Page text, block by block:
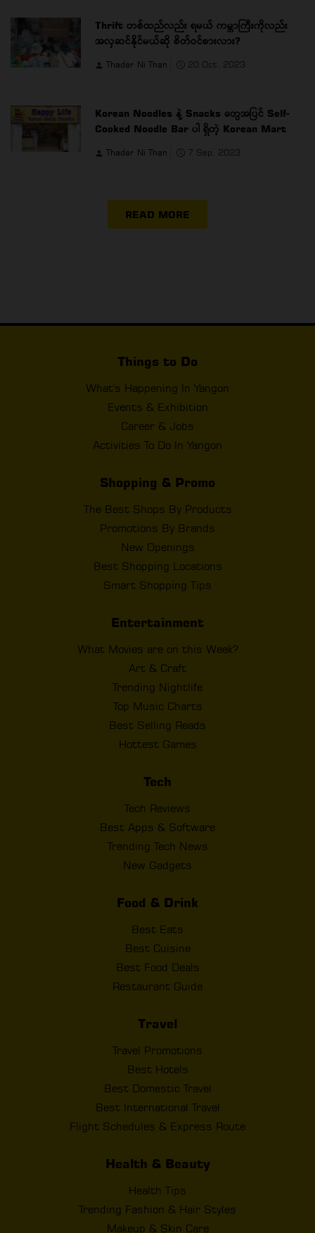
Thrift တစ်ထည်လည်း ရမယ် ကမ္ဘာကြီးကိုလည်း
အလှဆင်နိုင်မယ်ဆို စိတ်ဝင်စားလား?
Thadar Ni Than 20 Oct, 2023
Korean Noodles နဲ့ Snacks တွေအပြင် Self-
Cooked Noodle Bar ပါ ရှိတဲ့ Korean Mart
Thadar Ni Than 7 Sep, 2023
READ MORE
Things to Do
What's Happening In Yangon
Events & Exhibition
Career & Jobs
Activities To Do In Yangon
Shopping & Promo
The Best Shops By Products
Promotions By Brands
New Openings
Best Shopping Locations
Smart Shopping Tips
Entertainment
What Movies are on this Week?
Art & Craft
Trending Nightlife
Top Music Charts
Best Selling Reads
Hottest Games
Tech
Tech Reviews
Best Apps & Software
Trending Tech News
New Gadgets
Food & Drink
Best Eats
Best Cuisine
Best Food Deals
Restaurant Guide
Travel
Travel Promotions
Best Hotels
Best Domestic Travel
Best International Travel
Flight Schedules & Express Route
Health & Beauty
Health Tips
Trending Fashion & Hair Styles
Makeup & Skin Care